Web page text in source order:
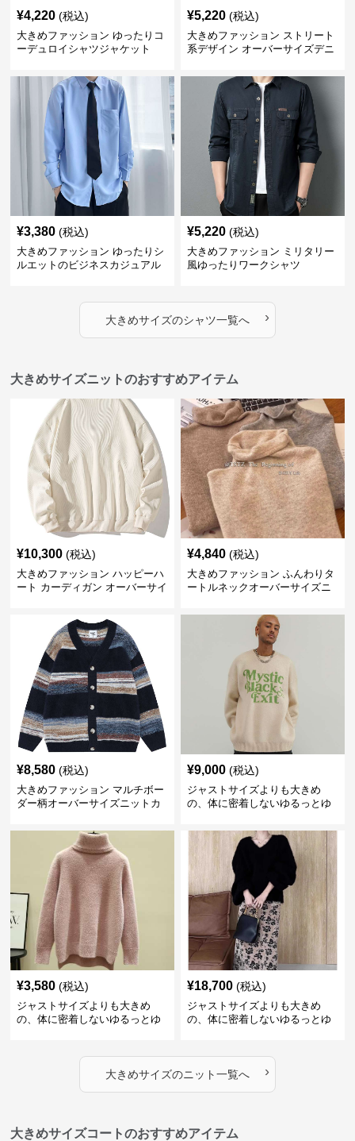
¥4,220 (税込)
大きめファッション ゆったりコ
ーデュロイシャツジャケット
¥5,220 (税込)
大きめファッション ストリート
系デザイン オーバーサイズデニ
¥3,380 (税込)
大きめファッション ゆったりシ
ルエットのビジネスカジュアル
¥5,220 (税込)
大きめファッション ミリタリー
風ゆったりワークシャツ
大きめサイズのシャツ一覧へ ›
大きめサイズニットのおすすめアイテム
¥10,300 (税込)
大きめファッション ハッピーハ
ート カーディガン オーバーサイ
¥4,840 (税込)
大きめファッション ふんわりタ
ートルネックオーバーサイズニ
¥8,580 (税込)
大きめファッション マルチボー
ダー柄オーバーサイズニットカ
¥9,000 (税込)
ジャストサイズよりも大きめ
の、体に密着しないゆるっとゆ
ビッグシルエットロゴニット
¥3,580 (税込)
ジャストサイズよりも大きめ
の、体に密着しないゆるっとゆ
¥18,700 (税込)
ジャストサイズよりも大きめ
の、体に密着しないゆるっとゆ
りニット
大きめサイズのニット一覧へ ›
大きめサイズコートのおすすめアイテム